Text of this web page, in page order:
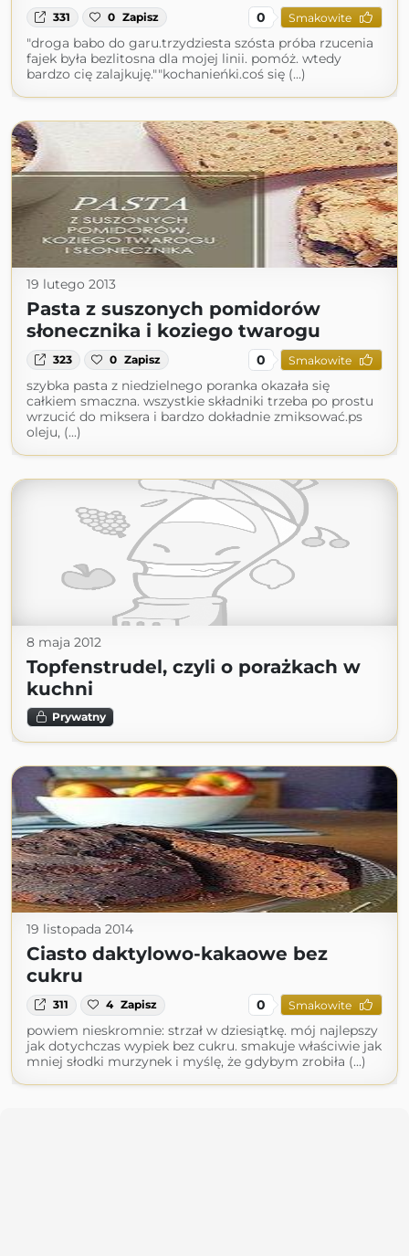
331 0 Zapisz 0 Smakowite
"droga babo do garu.trzydziesta szósta próba rzucenia
fajek była bezlitosna dla mojej linii. pomóż. wtedy
bardzo cię zalajkuję.""kochanieńki.coś się (...)
19 lutego 2013
Pasta z suszonych pomidorów
słonecznika i koziego twarogu
323 0 Zapisz 0 Smakowite
szybka pasta z niedzielnego poranka okazała się
całkiem smaczna. wszystkie składniki trzeba po prostu
wrzucić do miksera i bardzo dokładnie zmiksować.ps
oleju, (...)
8 maja 2012
Topfenstrudel, czyli o porażkach w
kuchni
Prywatny
19 listopada 2014
Ciasto daktylowo-kakaowe bez
cukru
311 4 Zapisz 0 Smakowite
powiem nieskromnie: strzał w dziesiątkę. mój najlepszy
jak dotychczas wypiek bez cukru. smakuje właściwie jak
mniej słodki murzynek i myślę, że gdybym zrobiła (...)